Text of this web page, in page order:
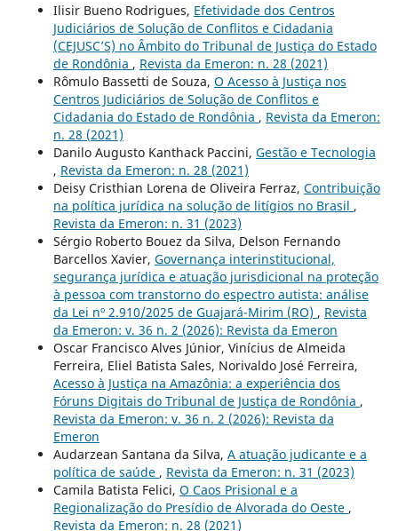
Ilisir Bueno Rodrigues, Efetividade dos Centros
Judiciários de Solução de Conflitos e Cidadania
(CEJUSC’S) no Âmbito do Tribunal de Justiça do Estado
de Rondônia , Revista da Emeron: n. 28 (2021)
Rômulo Bassetti de Souza, O Acesso à Justiça nos
Centros Judiciários de Solução de Conflitos e
Cidadania do Estado de Rondônia , Revista da Emeron:
n. 28 (2021)
Danilo Augusto Kanthack Paccini, Gestão e Tecnologia
, Revista da Emeron: n. 28 (2021)
Deisy Cristhian Lorena de Oliveira Ferraz, Contribuição
na política jurídica na solução de litígios no Brasil ,
Revista da Emeron: n. 31 (2023)
Sérgio Roberto Bouez da Silva, Delson Fernando
Barcellos Xavier, Governança interinstitucional,
segurança jurídica e atuação jurisdicional na proteção
à pessoa com transtorno do espectro autista: análise
da Lei nº 2.910/2025 de Guajará-Mirim (RO) , Revista
da Emeron: v. 36 n. 2 (2026): Revista da Emeron
Oscar Francisco Alves Júnior, Vinícius de Almeida
Ferreira, Eliel Batista Sales, Norivaldo José Ferreira,
Acesso à Justiça na Amazônia: a experiência dos
Fóruns Digitais do Tribunal de Justiça de Rondônia ,
Revista da Emeron: v. 36 n. 2 (2026): Revista da
Emeron
Audarzean Santana da Silva, A atuação judicante e a
política de saúde , Revista da Emeron: n. 31 (2023)
Camila Batista Felici, O Caos Prisional e a
Regionalização do Presídio de Alvorada do Oeste ,
Revista da Emeron: n. 28 (2021)